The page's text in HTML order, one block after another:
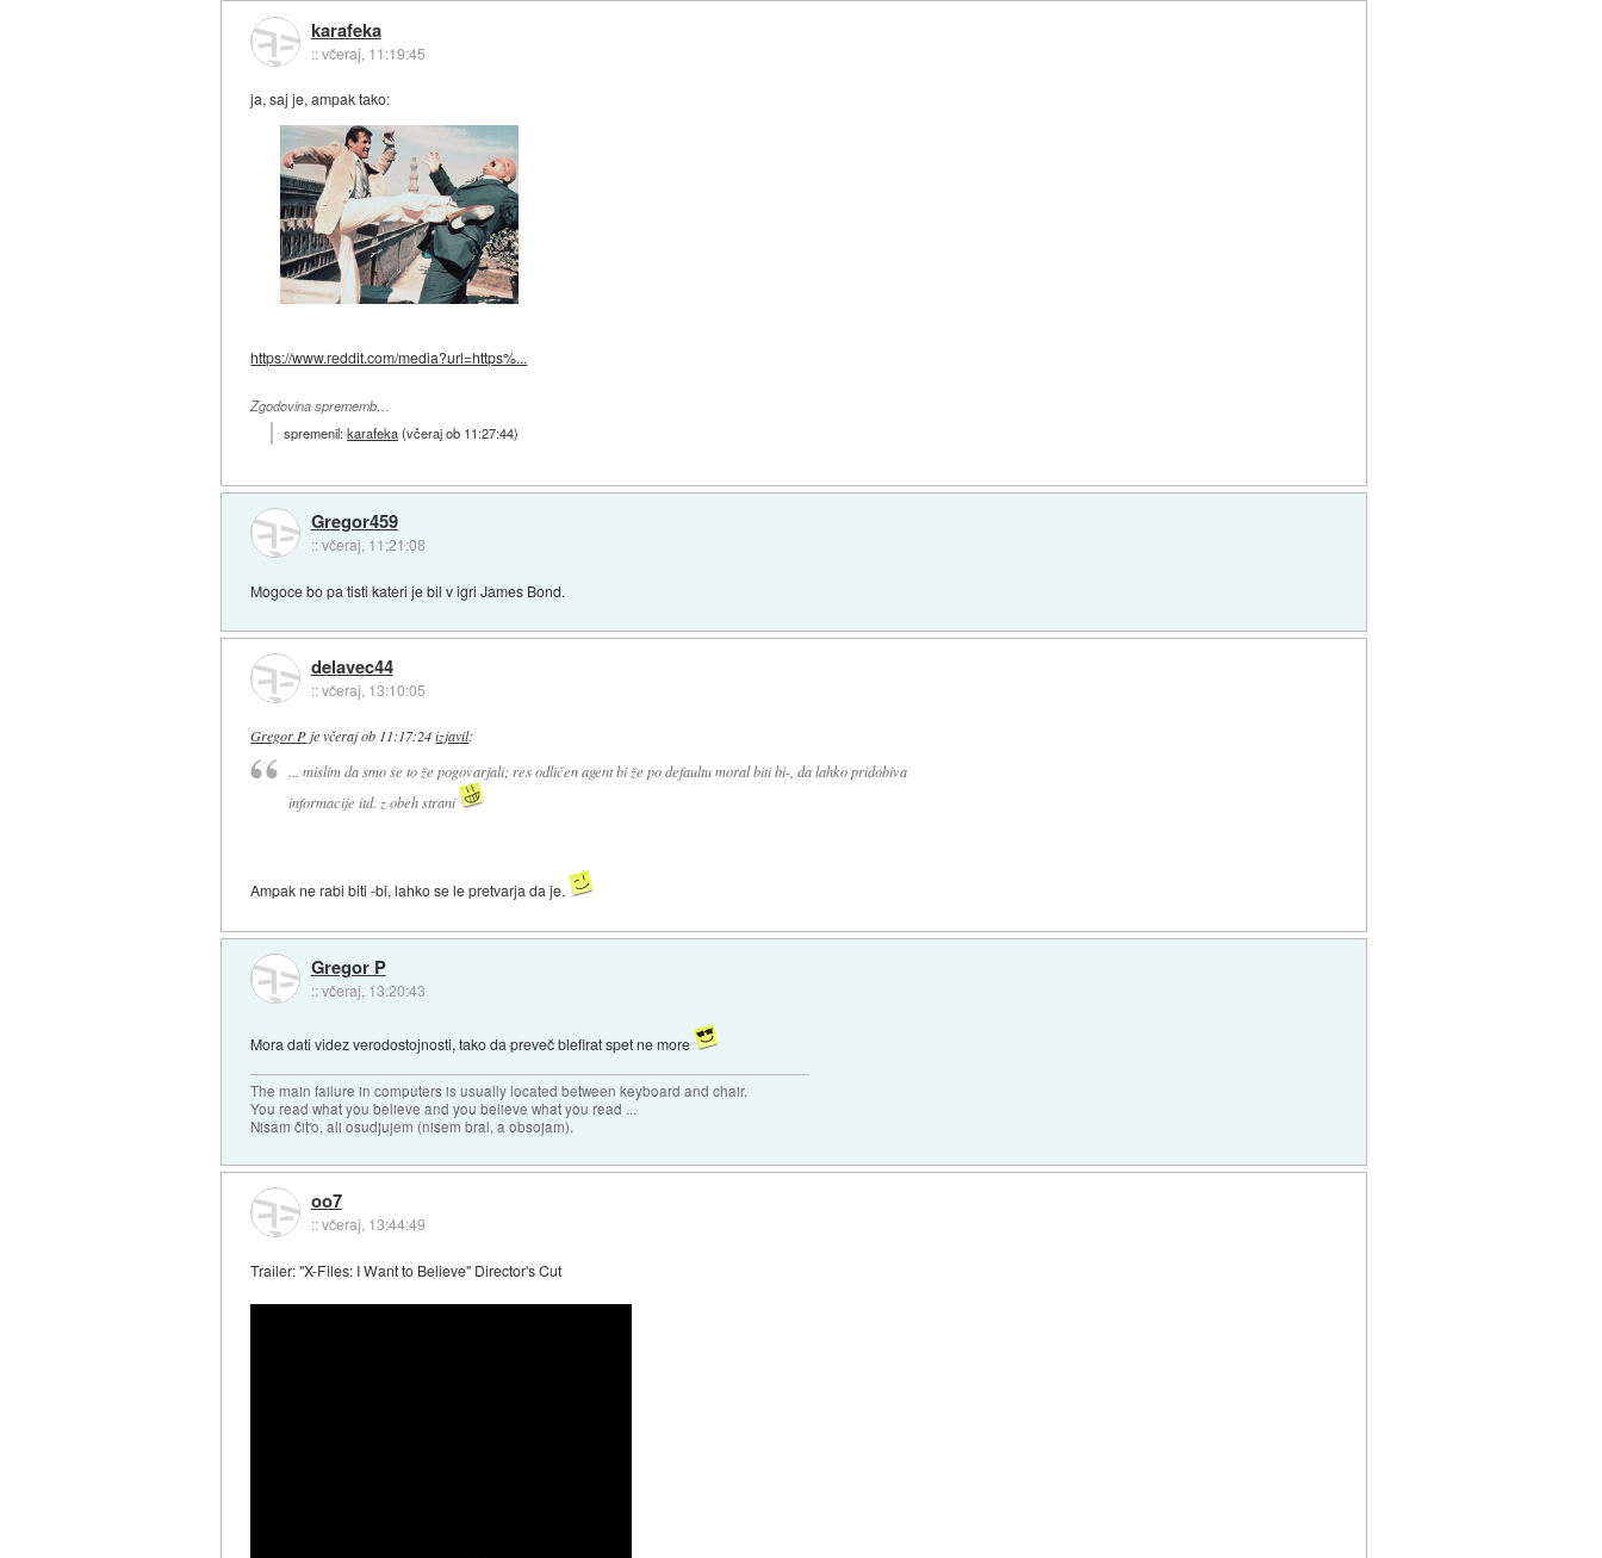
karafeka
::včeraj, 11:19:45
ja, saj je, ampak tako:
https://www.reddit.com/media?url=https%...
Zgodovina sprememb…
spremenil:karafeka(včeraj ob 11:27:44)
Gregor459
::včeraj, 11:21:08
Mogoce bo pa tisti kateri je bil v igri James Bond.
delavec44
::včeraj, 13:10:05
Gregor P jevčeraj ob 11:17:24 izjavil:
... mislim da smo se to že pogovarjali; res odličen agent bi že po defaultu moral biti bi-, da lahko pridobiva
informacije itd. z obeh strani
Ampak ne rabi biti -bi, lahko se le pretvarja da je.
Gregor P
::včeraj, 13:20:43
Mora dati videz verodostojnosti, tako da preveč blefirat spet ne more
The main failure in computers is usually located between keyboard and chair.
You read what you believe and you believe what you read ...
Nisam čit'o, ali osudjujem (nisem bral, a obsojam).
oo7
::včeraj, 13:44:49
Trailer: "X-Files: I Want to Believe" Director's Cut